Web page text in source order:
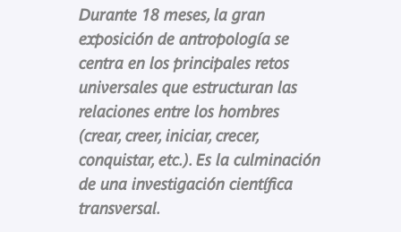
Durante 18 meses, la gran
exposición de antropología se
centra en los principales retos
universales que estructuran las
relaciones entre los hombres
(crear, creer, iniciar, crecer,
conquistar, etc.). Es la culminación
de una investigación científica
transversal.